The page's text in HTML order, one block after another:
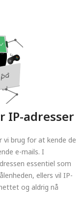
IP-adresser
vi brug for at kende de
e-mails. I
essentiel som
ellers vil IP-
og aldrig nå